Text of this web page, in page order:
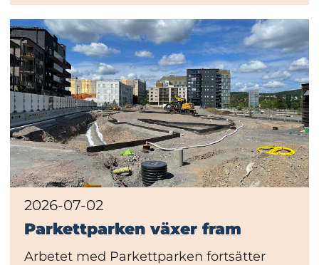
2026-07-02
Parkettparken växer fram
Arbetet med Parkettparken fortsätter